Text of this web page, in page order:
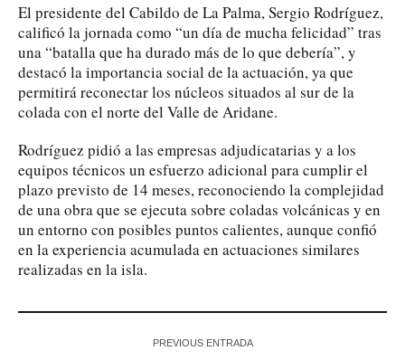
El presidente del Cabildo de La Palma, Sergio Rodríguez,
calificó la jornada como “un día de mucha felicidad” tras
una “batalla que ha durado más de lo que debería”, y
destacó la importancia social de la actuación, ya que
permitirá reconectar los núcleos situados al sur de la
colada con el norte del Valle de Aridane.
Rodríguez pidió a las empresas adjudicatarias y a los
equipos técnicos un esfuerzo adicional para cumplir el
plazo previsto de 14 meses, reconociendo la complejidad
de una obra que se ejecuta sobre coladas volcánicas y en
un entorno con posibles puntos calientes, aunque confió
en la experiencia acumulada en actuaciones similares
realizadas en la isla.
PREVIOUS ENTRADA